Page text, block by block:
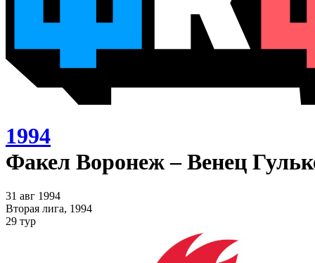
1994
Факел Воронеж – Венец
31 авг 1994
Вторая лига, 1994
29 тур